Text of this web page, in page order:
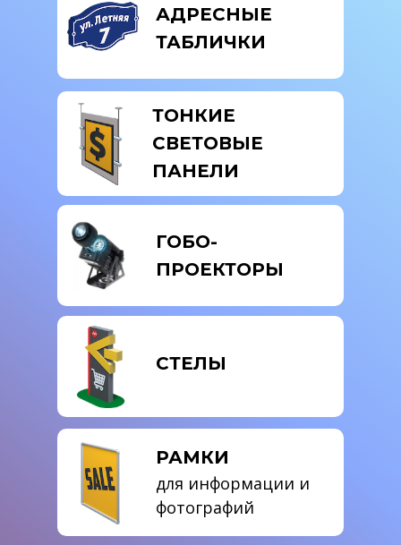
АДРЕСНЫЕ
ТАБЛИЧКИ
СТЕЛЫ
РАМКИ
для информации и
фотографий
ТОНКИЕ
СВЕТОВЫЕ
ПАНЕЛИ
ГОБО-
ПРОЕКТОРЫ